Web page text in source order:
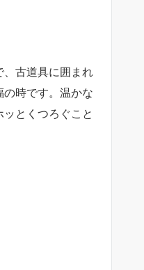
、古道具に囲まれ
時です。温かな
とくつろぐこと